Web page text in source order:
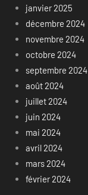
janvier 2025
décembre 2024
novembre 2024
octobre 2024
septembre 2024
août 2024
juillet 2024
juin 2024
mai 2024
avril 2024
mars 2024
février 2024